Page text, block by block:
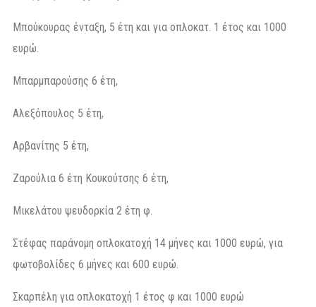
Μπούκουρας ένταξη, 5 έτη και για οπλοκατ. 1 έτος και 1000
ευρώ.
Μπαρμπαρούσης 6 έτη,
Αλεξόπουλος 5 έτη,
Αρβανίτης 5 έτη,
Ζαρούλια 6 έτη Κουκούτσης 6 έτη,
Μικελάτου ψευδορκία 2 έτη φ.
Στέφας παράνομη οπλοκατοχή 14 μήνες και 1000 ευρώ, για
φωτοβολίδες 6 μήνες και 600 ευρώ.
Σκαρπέλη για οπλοκατοχή 1 έτος φ και 1000 ευρώ